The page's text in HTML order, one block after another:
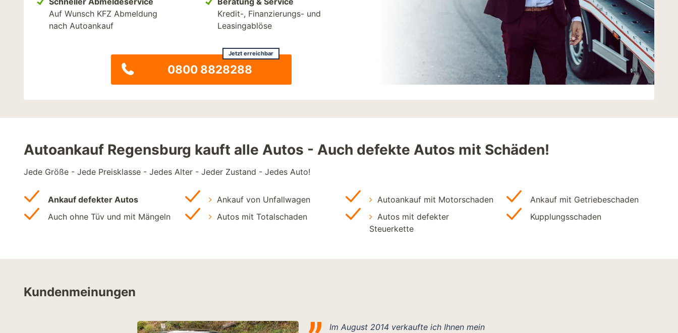
Auf Wunsch KFZ Abmeldung
nach Autoankauf
Kredit-, Finanzierungs- und
Leasingablöse
0800 8828288
Jetzt erreichbar
Autoankauf Regensburg kauft alle Autos - Auch defekte Autos mit Schäden!
Jede Größe - Jede Preisklasse - Jedes Alter - Jeder Zustand - Jedes Auto!
Ankauf defekter Autos
Auch ohne Tüv und mit Mängeln
Ankauf von Unfallwagen
Autos mit Totalschaden
Autoankauf mit Motorschaden
Autos mit defekter
Steuerkette
Ankauf mit Getriebeschaden
Kupplungsschaden
Kundenmeinungen
Im August 2014 verkaufte ich Ihnen mein